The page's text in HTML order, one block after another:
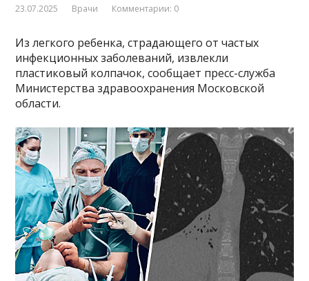
23.07.2025 Врачи Комментарии: 0
Из легкого ребенка, страдающего от частых
инфекционных заболеваний, извлекли
пластиковый колпачок, сообщает пресс-служба
Министерства здравоохранения Московской
области.